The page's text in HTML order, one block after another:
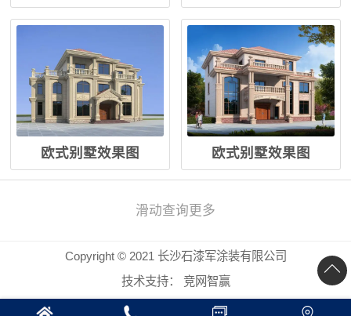
欧式别墅效果图 欧式别墅效果图
滑动查询更多
Copyright © 2021 长沙石漆军涂装有限公司
技术支持：
竞网智赢